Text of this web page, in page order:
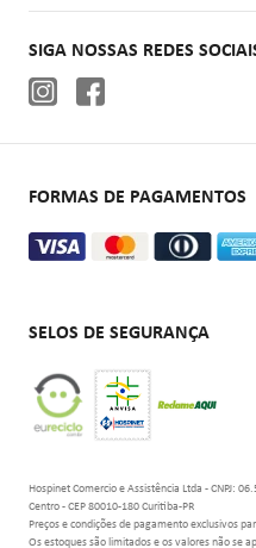
Cadeiras de rodas
SIGA NOSSAS REDES
FORMAS DE PAGAMENTOS
SELOS DE SEGURANÇA
Hospinet Comercio e Assistência Ltda - CNPJ:
Centro - CEP 80010-180 Curitiba-PR
Preços e condições de pagamento exclusivos
Os estoques são limitados e os valores não se